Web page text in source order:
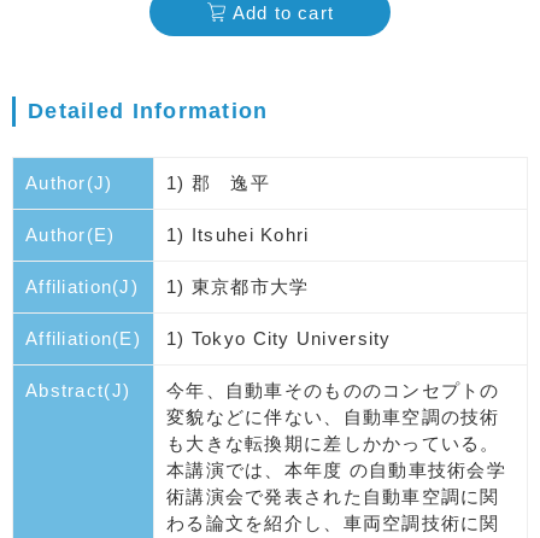
Add to cart
Detailed Information
Author(J) 1) 郡 逸平
Author(E) 1) Itsuhei Kohri
Affiliation(J) 1) 東京都市大学
Affiliation(E) 1) Tokyo City University
Abstract(J)
今年、自動車そのもののコンセプトの
変貌などに伴ない、自動車空調の技術
も大きな転換期に差しかかっている。
本講演では、本年度 の自動車技術会学
術講演会で発表された自動車空調に関
わる論文を紹介し、車両空調技術に関